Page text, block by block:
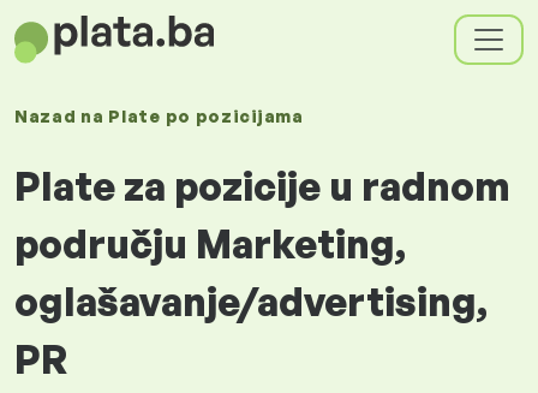
Nazad na Plate po pozicijama
Plate za pozicije u radnom
području Marketing,
oglašavanje/advertising,
PR